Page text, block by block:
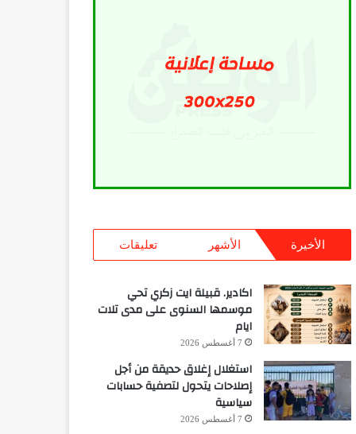
الأخيرة الأشهر تعليقات
اكادير. قبيلة ايت زكري تحي
موسمها السنوى على مدى تلات
ايام
7 أغسطس 2026
استغلال إغلاق حديقة من أجل
إصلاحات يتحول لتصفية حسابات
سياسية
7 أغسطس 2026